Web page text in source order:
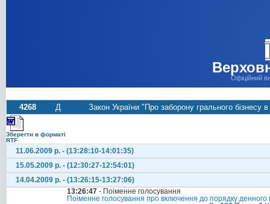
Офіційний
4268 Д Закон України "Про заборону грального бізнесу
Зберегти в форматі
RTF
11.06.2009 р. - (13:28:10-14:01:35)
15.05.2009 р. - (12:30:27-12:54:01)
14.04.2009 р. - (13:26:15-13:27:06)
13:26:47 - Поіменне голосування
Поіменне голосування про включення до порядку